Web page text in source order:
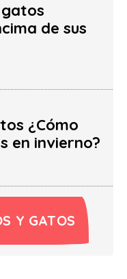
de sus
¿Cómo
en invierno?
Y GATOS